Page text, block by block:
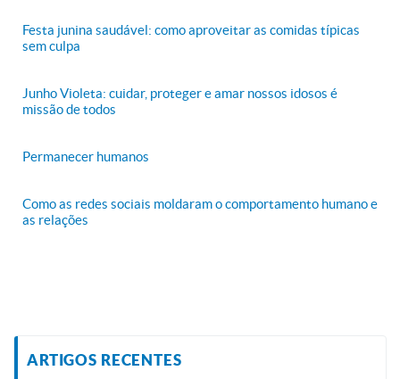
Festa junina saudável: como aproveitar as comidas típicas
sem culpa
Junho Violeta: cuidar, proteger e amar nossos idosos é
missão de todos
Permanecer humanos
Como as redes sociais moldaram o comportamento humano e
as relações
ARTIGOS RECENTES